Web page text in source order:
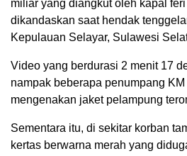
miliar yang diangkut oleh kapal
dikandaskan saat hendak
Kepulauan Selayar, Sulawesi
Video yang berdurasi 2 menit 17
nampak beberapa penumpang
mengenakan jaket pelampung
Sementara itu, di sekitar korban
kertas berwarna merah yang